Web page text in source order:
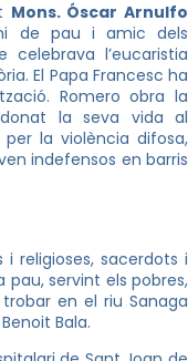
Mons. Óscar Arnulfo
de pau i amic dels
celebrava l’eucaristia
El Papa Francesc ha
Romero obra la
la seva vida al
la violència difosa,
indefensos en barris
i religioses, sacerdots i
pau, servint els pobres,
en el riu Sanaga
Bala.